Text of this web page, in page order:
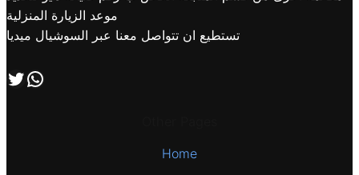
موعد الزيارة المنزلية
تستطيع ان تتواصل معنا عبر السوشيال ميديا
تابعنا علي صفحة التويتر اتصل بنا علي طريق الوتساب
Home